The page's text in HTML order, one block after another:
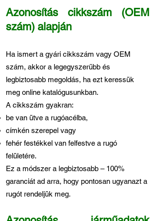
Azonosítás cikkszám (OEM
szám) alapján
Ha ismert a gyári cikkszám vagy OEM
szám, akkor a legegyszerűbb és
legbiztosabb megoldás, ha ezt keressük
meg online katalógusunkban.
A cikkszám gyakran:
be van ütve a rugóacélba,
címkén szerepel vagy
fehér festékkel van felfestve a rugó
felületére.
Ez a módszer a legbiztosabb – 100%
garanciát ad arra, hogy pontosan ugyanazt a
rugót rendeljük meg.